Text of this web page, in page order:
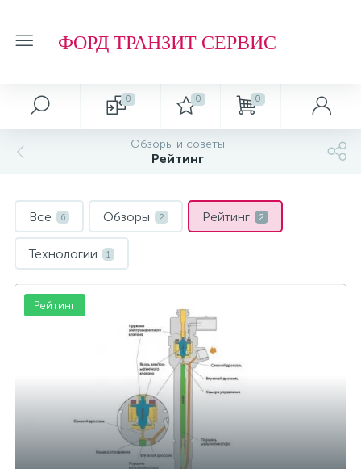
ФОРД ТРАНЗИТ СЕРВИС
0 0 0
Обзоры и советы
Рейтинг
Все 6 Обзоры 2 Рейтинг 2
Технологии 1
Рейтинг